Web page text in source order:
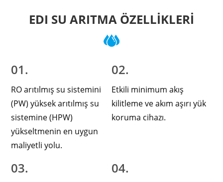
EDI SU ARITMA ÖZELLIKLERI
01.
RO arıtılmış su sistemini
(PW) yüksek arıtılmış su
sistemine (HPW)
yükseltmenin en uygun
maliyetli yolu.
02.
Etkili minimum akış
kilitleme ve akım aşırı yük
koruma cihazı.
03. 04.